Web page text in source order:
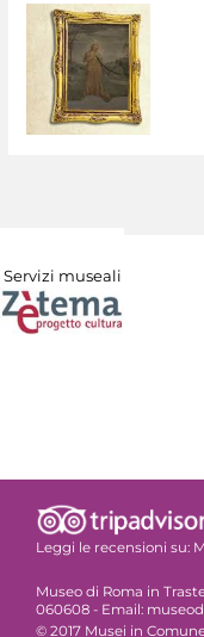
Servizi museali
Leggi le recensioni su:
Museo di Roma in
060608 - Email:
© 2017 Musei in